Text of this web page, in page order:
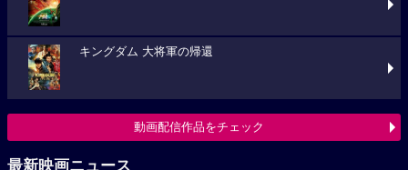
キングダム 大将軍の帰還
動画配信作品をチェック
最新映画ニュース